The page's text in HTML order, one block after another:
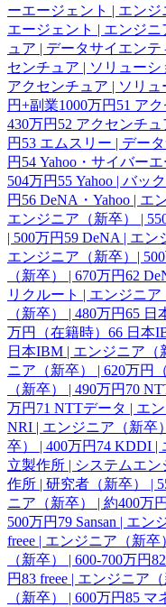
ーエージェント | エンジ
エージェント | エンジニ
ュア | データサイエン
センチュア | ソリュー
アクセンチュア | ソリ
円+副業1000万円 51 ア
430万円 52 アクセンチ
円 53 エムスリー | デー
円 54 Yahoo・サイバー
504万円 55 Yahoo | バッ
円 56 DeNA・Yahoo | エ
エンジニア（新卒） |
| 500万円 59 DeNA | エン
エンジニア（新卒）|
（新卒） | 670万円62
リクルート | エンジニア
（新卒） | 480万円65 日
万円（在籍時） 66 日本
日本IBM | エンジニア（
ニア（新卒） | 620万円
（新卒） | 490万円 70
万円 71 NTTデータ | エ
NRI | エンジニア（新卒
卒） | 400万円 74 KDDI |
立製作所 | システムエン
作所 | 研究者（新卒） |
ニア（新卒） | 約400万円
500万円 79 Sansan | エン
freee | エンジニア（新卒
（新卒） | 600-700万円82
円83 freee | エンジニア
（新卒） | 600万円85 マ